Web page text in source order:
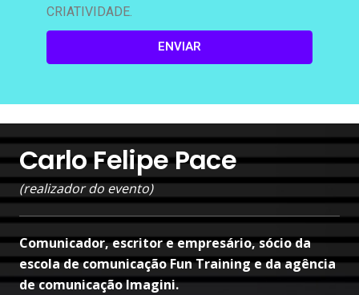
CRIATIVIDADE.
ENVIAR
Carlo Felipe Pace
(realizador do evento)
Comunicador, escritor e empresário, sócio da
escola de comunicação Fun Training e da agência
de comunicação Imagini.